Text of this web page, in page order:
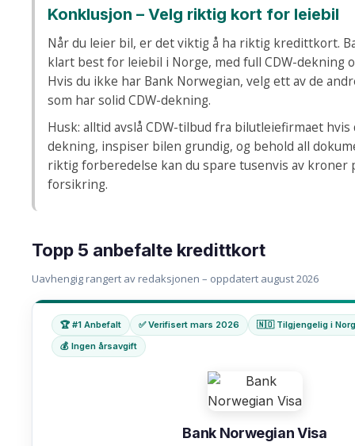
Konklusjon – Velg riktig kort for leiebil
Når du leier bil, er det viktig å ha riktig kredittkort.
klart best for leiebil i Norge, med full CDW-dekning
Hvis du ikke har Bank Norwegian, velg ett av de
som har solid CDW-dekning.
Husk: alltid avslå CDW-tilbud fra bilutleiefirmaet
dekning, inspiser bilen grundig, og behold all
riktig forberedelse kan du spare tusenvis av kroner
forsikring.
Topp 5 anbefalte kredittkort
Uavhengig rangert av redaksjonen – oppdatert august 2026
🏆 #1 Anbefalt ✅ Verifisert mars 2026
🇳🇴 Tilgjengelig i
💰 Ingen årsavgift
Bank Norwegian Visa